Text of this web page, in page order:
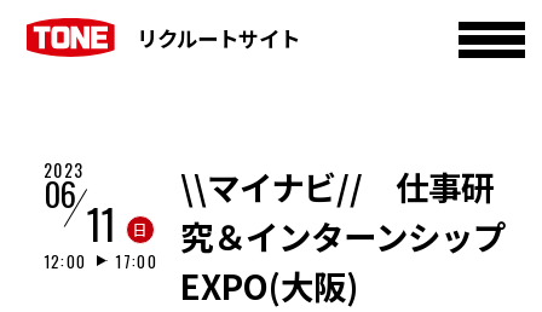
リクルートサイト
2023
06 11 日
12:00 17:00
\\マイナビ// 仕事研
究＆インターンシップ
EXPO(大阪)